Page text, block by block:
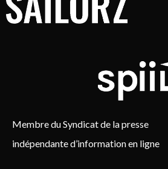
Membre du Syndicat de la presse
indépendante d’information en ligne